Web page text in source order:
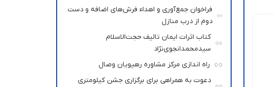
فراخوان جمع‌آوری و اهداء فرش‌های اضافه و دست
دوم از درب منازل
کتاب اثرات ایمان تالیف حجت‌الاسلام
سیدمحمدانجوی‌نژاد
راه اندازی مرکز مشاوره رهپویان وصال
دعوت به همراهی برای برگزاری جشن کیلومتری